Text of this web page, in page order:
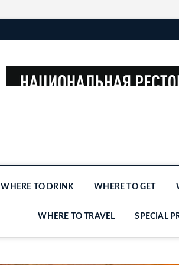
WHERE TO DRINK WHERE TO GET
WHERE TO TRAVEL SPECIAL